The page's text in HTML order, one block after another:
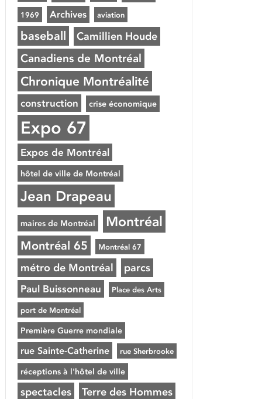
1969 Archives aviation
baseball Camillien Houde
Canadiens de Montréal
Chronique Montréalité
construction crise économique
Expo 67
Expos de Montréal
hôtel de ville de Montréal
Jean Drapeau
maires de Montréal Montréal
Montréal 65 Montréal 67
métro de Montréal parcs
Paul Buissonneau Place des Arts
port de Montréal
Première Guerre mondiale
rue Sainte-Catherine rue Sherbrooke
réceptions à l'hôtel de ville
spectacles Terre des Hommes